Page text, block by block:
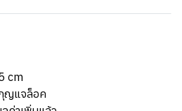
cm
ญแจล็อค